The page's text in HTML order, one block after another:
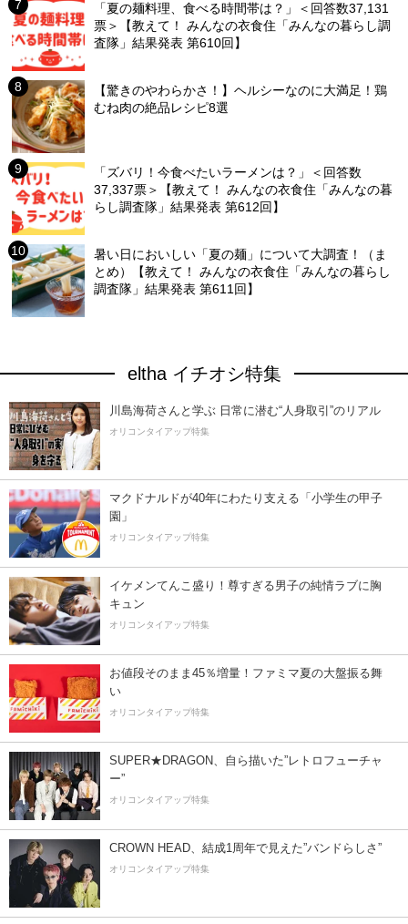
「夏の麺料理、食べる時間帯は？」＜回答数37,131
票＞【教えて！ みんなの衣食住「みんなの暮らし調
査隊」結果発表 第610回】
【驚きのやわらかさ！】ヘルシーなのに大満足！鶏
むね肉の絶品レシピ8選
「ズバリ！今食べたいラーメンは？」＜回答数
37,337票＞【教えて！ みんなの衣食住「みんなの暮
らし調査隊」結果発表 第612回】
暑い日においしい「夏の麺」について大調査！（ま
とめ）【教えて！ みんなの衣食住「みんなの暮らし
調査隊」結果発表 第611回】
eltha イチオシ特集
川島海荷さんと学ぶ 日常に潜む“人身取引”のリアル
オリコンタイアップ特集
マクドナルドが40年にわたり支える「小学生の甲子
園」
オリコンタイアップ特集
イケメンてんこ盛り！尊すぎる男子の純情ラブに胸
キュン
オリコンタイアップ特集
お値段そのまま45％増量！ファミマ夏の大盤振る舞
い
オリコンタイアップ特集
SUPER★DRAGON、自ら描いた”レトロフューチャ
ー”
オリコンタイアップ特集
CROWN HEAD、結成1周年で見えた”バンドらしさ”
オリコンタイアップ特集